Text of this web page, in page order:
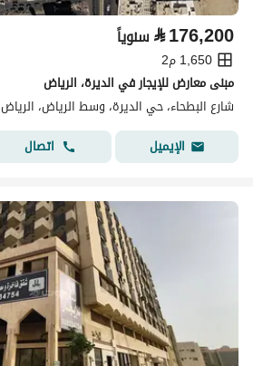
⃁176,200 سنوياً
1,650 م2
مبنى معارض للإيجار في الديرة، الرياض
شارع البطحاء، حي الديرة، وسط الرياض، الرياض
الإيميل
اتصال